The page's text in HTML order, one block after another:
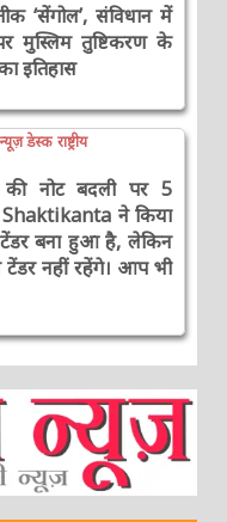
‘सेंगोल’, संविधान में
पर मुस्लिम तुष्टिकरण के
इतिहास
डेस्क राष्ट्रीय
की नोट बदली पर 5
ने किया
बना हुआ है, लेकिन
नहीं रहेंगे। आप भी